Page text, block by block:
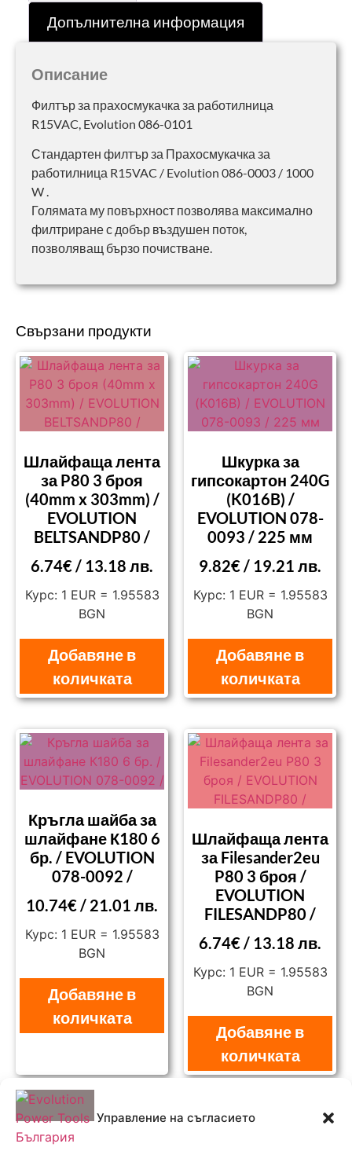
Управление на съгласието
Допълнителна информация
Описание
Филтър за прахосмукачка за работилница
R15VAC, Evolution 086-0101
Стандартен филтър за Прахосмукачка за
работилница R15VAC / Evolution 086-0003 / 1000
W .
Голямата му повърхност позволява максимално
филтриране с добър въздушен поток,
позволяващ бързо почистване.
Свързани продукти
Шлайфаща лента
за P80 3 броя
(40mm x 303mm) /
EVOLUTION
BELTSANDP80 /
6.74€/ 13.18 лв.
Курс: 1 EUR = 1.95583
BGN
Добавяне в
количката
Шкурка за
гипсокартон 240G
(K016B) /
EVOLUTION 078-
0093 / 225 мм
9.82€/ 19.21 лв.
Курс: 1 EUR = 1.95583
BGN
Добавяне в
количката
Кръгла шайба за
шлайфане К180 6
бр. / EVOLUTION
078-0092 /
10.74€/ 21.01 лв.
Курс: 1 EUR = 1.95583
BGN
Добавяне в
количката
Шлайфаща лента
за Filesander2eu
P80 3 броя /
EVOLUTION
FILESANDP80 /
6.74€/ 13.18 лв.
Курс: 1 EUR = 1.95583
BGN
Добавяне в
количката